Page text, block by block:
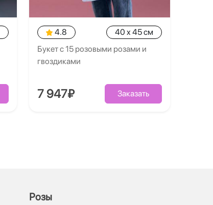
4.8
40 x 45 см
Букет с 15 розовыми розами и
гвоздиками
7 947₽ Заказать
Рoзы